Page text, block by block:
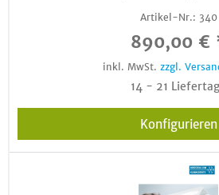
Artikel-Nr.: 340
890,00 €
inkl. MwSt. zzgl.
14 - 21
Konfigurieren